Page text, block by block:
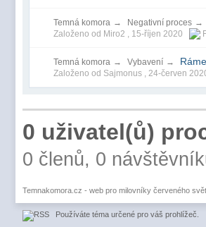
Temná komora → Negativní proces →
Založeno od Miro2 , 15-říjen 2020
Temná komora → Vybavení →
Založeno od Sajmonus , 24-červen
0 uživatel(ů)
0 členů, 0
Temnakomora.cz - web pro milovníky červeného
Používáte téma určené pro váš prohlížeč.